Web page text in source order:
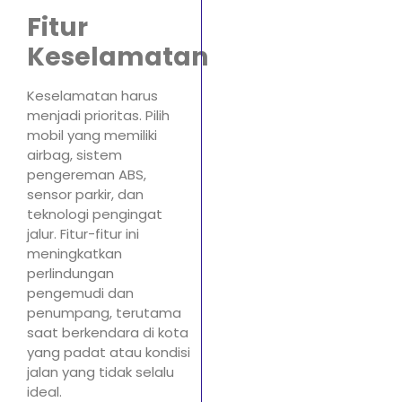
Fitur
Keselamatan
Keselamatan harus
menjadi prioritas. Pilih
mobil yang memiliki
airbag, sistem
pengereman ABS,
sensor parkir, dan
teknologi pengingat
jalur. Fitur-fitur ini
meningkatkan
perlindungan
pengemudi dan
penumpang, terutama
saat berkendara di kota
yang padat atau kondisi
jalan yang tidak selalu
ideal.